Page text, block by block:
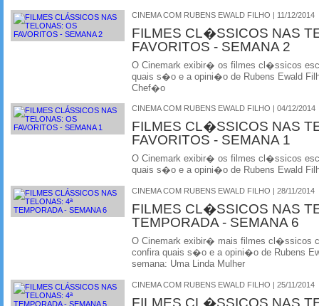
CINEMA COM RUBENS EWALD FILHO | 11/12/2014
FILMES CL�SSICOS NAS
FAVORITOS - SEMANA 2
O Cinemark exibir� os filmes cl�ssicos
quais s�o e a opini�o de Rubens Ewald
Chef�o
CINEMA COM RUBENS EWALD FILHO | 04/12/2014
FILMES CL�SSICOS NAS
FAVORITOS - SEMANA 1
O Cinemark exibir� os filmes cl�ssicos
quais s�o e a opini�o de Rubens Ewald
CINEMA COM RUBENS EWALD FILHO | 28/11/2014
FILMES CL�SSICOS NAS
TEMPORADA - SEMANA 6
O Cinemark exibir� mais filmes cl�ssicos
confira quais s�o e a opini�o de Rubens
semana: Uma Linda Mulher
CINEMA COM RUBENS EWALD FILHO | 25/11/2014
FILMES CL�SSICOS NAS